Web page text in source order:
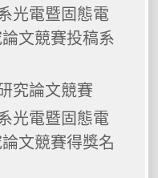
光電暨固態電
文競賽投稿系
究論文競賽
光電暨固態電
文競賽得獎名